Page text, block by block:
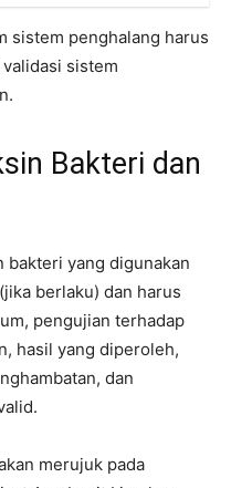
sistem penghalang harus
sistem
Bakteri dan
yang digunakan
berlaku) dan harus
pengujian terhadap
hasil yang diperoleh,
dan
merujuk pada